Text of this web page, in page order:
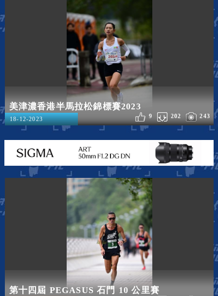
美津濃香港半馬拉松錦標賽2023
243
202
9
18-12-2023
第十四屆 PEGASUS 石門 10 公里賽